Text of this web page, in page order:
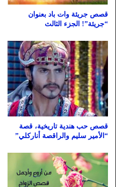
قصص جريئة وات باد بعنوان
“جريئة”! الجزء الثالث
قصص حب هندية تاريخية، قصة
“الأمير سليم والراقصة أناركلي”